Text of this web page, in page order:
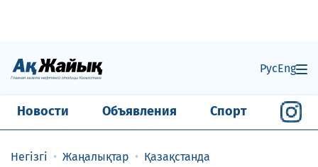
РусEng
Новости Объявления Спорт
Негізгі Жаңалықтар Қазақстанда